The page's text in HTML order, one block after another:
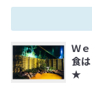
Ｗ
食
★